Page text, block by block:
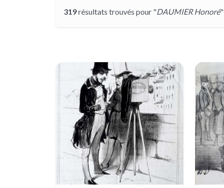
319résultats trouvés pour "DAUMIER Honoré"